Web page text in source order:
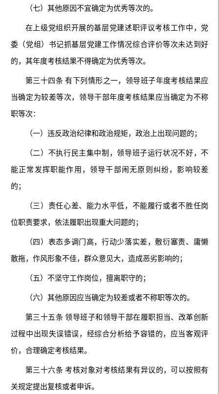
（七）其他原因不宜确定为优秀等次的。
在上级党组织开展的基层党建述职评议考核工作中，党
委（党组）书记抓基层党建工作情况综合评价等次未达到好
的，其年度考核结果不得确定为优秀等次。
第三十四条 有下列情形之一，领导班子年度考核结果应
当确定为较差等次，领导干部年度考核结果应当确定为不称
职等次：
（一）违反政治纪律和政治规矩，政治上出现问题的；
（二）不执行民主集中制，领导班子运行状况不好，不
能正常发挥职能作用，领导干部闹无原则纠纷，影响较差
的；
（三）责任心差、能力水平低，不能履行或者不胜任岗
位职责要求，依法履职出现重大问题的；
（四）表态多调门高，行动少落实差，敷衍塞责、庸懒
散拖，作风形象不佳，群众意见大，造成恶劣影响的；
（五）不坚守工作岗位，擅离职守的；
（六）其他原因应当确定为较差或者不称职等次的。
第三十五条 领导班子和领导干部在履职担当、改革创新
过程中出现失误错误，经综合分析给予容错的，应当客观评
价，合理确定考核结果。
第三十六条 考核对象对考核结果有异议的，可以按照有
关规定提出复核或者申诉。